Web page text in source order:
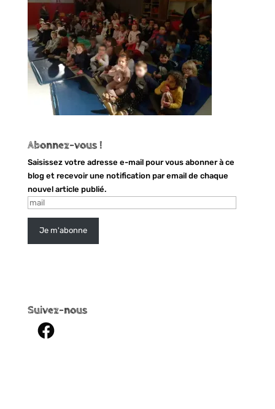
Abonnez-vous !
Saisissez votre adresse e-mail pour vous abonner à ce
blog et recevoir une notification par email de chaque
nouvel article publié.
mail
Je m'abonne
Suivez-nous
Facebook